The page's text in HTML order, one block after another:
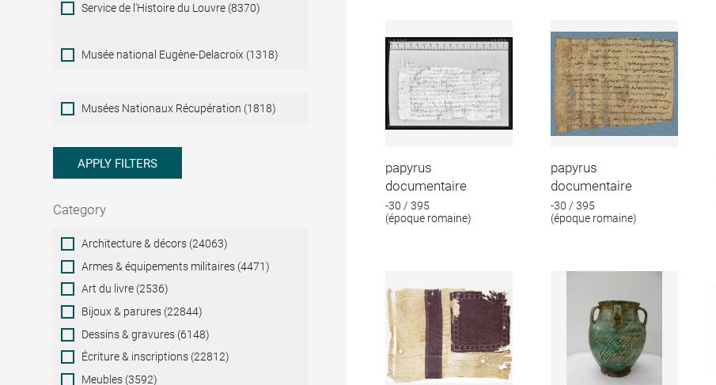
Service de l'Histoire du Louvre (8370)
Musée national Eugène-Delacroix (1318)
Musées
Nationaux
Musées Nationaux Récupération (1818)
APPLY FILTERS
Category
Category
Architecture & décors (24063)
Armes & équipements militaires (4471)
Art du livre (2536)
Bijoux & parures (22844)
Dessins & gravures (6148)
Écriture & inscriptions (22812)
Meubles (3592)
papyrus
documentaire
-30 / 395
(époque romaine)
papyrus
documentaire
-30 / 395
(époque romaine)